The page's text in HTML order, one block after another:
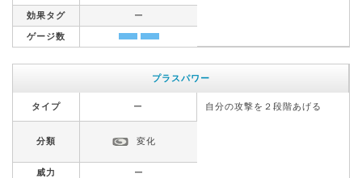
効果タグ ー
ゲージ数
プラスパワー
タイプ ー 自分の攻撃を２段階あげる
分類 変化
威力 ー